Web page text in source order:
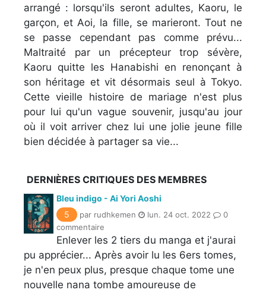
arrangé : lorsqu'ils seront adultes, Kaoru, le
garçon, et Aoi, la fille, se marieront. Tout ne
se passe cependant pas comme prévu...
Maltraité par un précepteur trop sévère,
Kaoru quitte les Hanabishi en renonçant à
son héritage et vit désormais seul à Tokyo.
Cette vieille histoire de mariage n'est plus
pour lui qu'un vague souvenir, jusqu'au jour
où il voit arriver chez lui une jolie jeune fille
bien décidée à partager sa vie...
DERNIÈRES CRITIQUES DES MEMBRES
Bleu indigo - Ai Yori Aoshi
5
par rudhkemen lun. 24 oct. 2022
0
commentaire
Enlever les 2 tiers du manga et j'aurai
pu apprécier... Après avoir lu les 6ers tomes,
je n'en peux plus, presque chaque tome une
nouvelle nana tombe amoureuse de